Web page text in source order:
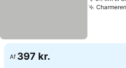
Af 397 kr.